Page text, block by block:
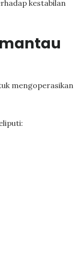
kestabilan
mengoperasikan